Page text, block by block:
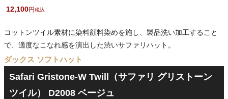
12,100 税込
コットンツイル素材に染料顔料染めを施し、製品洗い加工すること
で、適度なこなれ感を演出した渋いサファリハット。
ダックス ソフトハット
Safari Gristone-W Twill（サファリ グリストーン
ツイル） D2008 ベージュ